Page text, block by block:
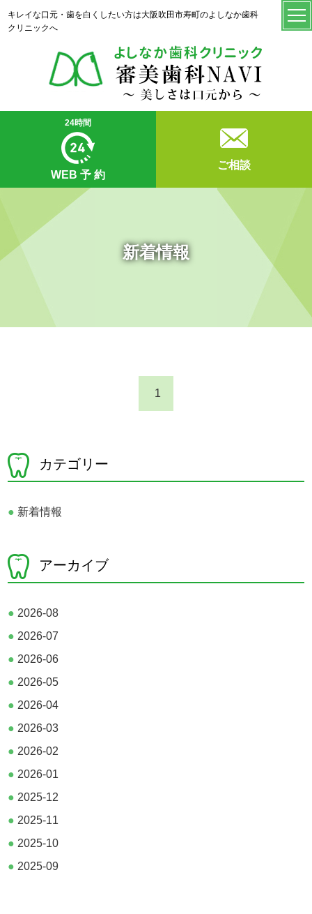
キレイな口元・歯を白くしたい方は大阪吹田市寿町のよしなか歯科
クリニックへ
24時間
WEB 予 約
ご相談
新着情報
1
カテゴリー
● 新着情報
アーカイブ
● 2026-08
● 2026-07
● 2026-06
● 2026-05
● 2026-04
● 2026-03
● 2026-02
● 2026-01
● 2025-12
● 2025-11
● 2025-10
● 2025-09